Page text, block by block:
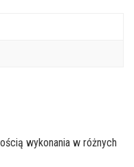
wykonania w różnych